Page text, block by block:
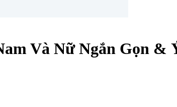
Và Nữ Ngắn Gọn &